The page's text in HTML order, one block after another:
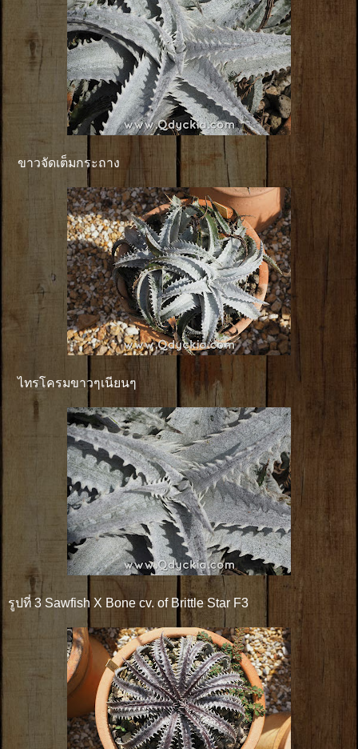
ขาวจัดเต็มกระถาง
ไทรโครมขาวๆเนียนๆ
รูปที่ 3 Sawfish X Bone cv. of Brittle Star F3